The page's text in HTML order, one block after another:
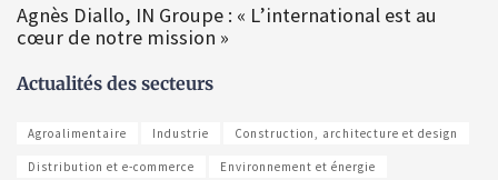
Agnès Diallo, IN Groupe : « L’international est au
cœur de notre mission »
Actualités des secteurs
Agroalimentaire Industrie Construction, architecture et design
Distribution et e-commerce Environnement et énergie